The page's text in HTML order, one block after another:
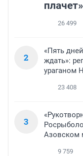
плачет»
26 499
2
«Пять
ждать»:
ураганом
23 408
3
Азовском
9 759